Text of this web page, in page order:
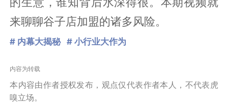
来聊聊谷子店加盟的诸多风险。
# 内幕大揭秘 # 小行业大作为
内容为转载
本内容由作者授权发布，观点仅代表作者本人，不代表虎
嗅立场。